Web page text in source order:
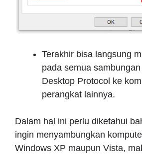
Terakhir bisa langsung
pada semua
Desktop Protocol ke
perangkat lainnya.
Dalam hal ini perlu diketahui
ingin menyambungkan
Windows XP maupun Vista,